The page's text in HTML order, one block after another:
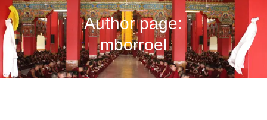
Author page:
mborroel
Apoya
Contacto